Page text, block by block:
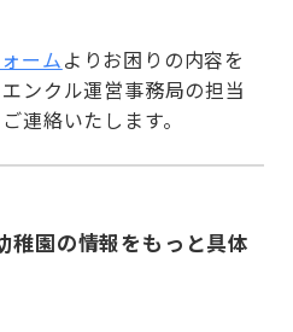
ームよりお困りの内容を
ンクル運営事務局の担当
連絡いたします。
稚園の情報をもっと具体